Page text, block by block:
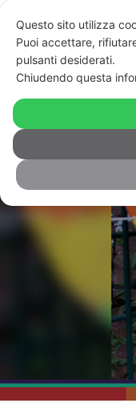
Bimbi di
supportano
Questo sito utilizza
Puoi accettare,
pulsanti desiderati.
Chiudendo questa